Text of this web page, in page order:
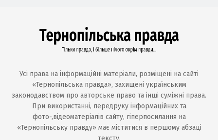
Усі права на інформаційні матеріали, розміщені на сайті
«Тернопільська правда», захищені українським
законодавством про авторське право та інші суміжні права.
При використанні, передруку інформаційних та
фото-,відеоматеріалів сайту, гіперпосилання на
«Тернопільську правду» має міститися в першому абзаці
тексту.